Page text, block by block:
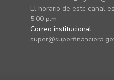
El horario de este canal
5:00 p.m.
Correo institucional: